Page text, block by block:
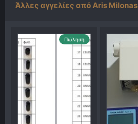
Άλλες αγγελίες από Aris Milonas
Πώληση